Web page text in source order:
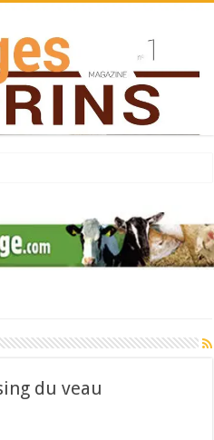
pour protéger son troupeau ?
quotidienne
rebond
du veau